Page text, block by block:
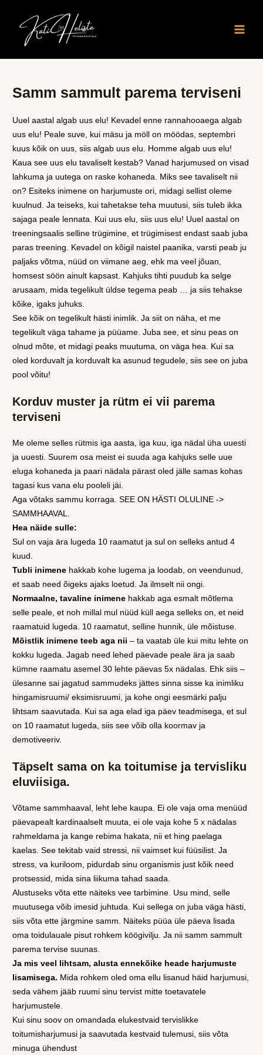
Samm sammult parema terviseni
Uuel aastal algab uus elu! Kevadel enne rannahooaega algab
uus elu! Peale suve, kui mäsu ja möll on möödas, septembri
kuus kõik on uus, siis algab uus elu. Homme algab uus elu!
Kaua see uus elu tavaliselt kestab? Vanad harjumused on visad
lahkuma ja uutega on raske kohaneda. Miks see tavaliselt nii
on? Esiteks inimene on harjumuste ori, midagi sellist oleme
kuulnud. Ja teiseks, kui tahetakse teha muutusi, siis tuleb ikka
sajaga peale lennata. Kui uus elu, siis uus elu! Uuel aastal on
treeningsaalis selline trügimine, et trügimisest endast saab juba
paras treening. Kevadel on kõigil naistel paanika, varsti peab ju
paljaks võtma, nüüd on viimane aeg, ehk ma veel jõuan,
homsest söön ainult kapsast. Kahjuks tihti puudub ka selge
arusaam, mida tegelikult üldse tegema peab … ja siis tehakse
kõike, igaks juhuks.
See kõik on tegelikult hästi inimlik. Ja siit on näha, et me
tegelikult väga tahame ja püüame. Juba see, et sinu peas on
olnud mõte, et midagi peaks muutuma, on väga hea. Kui sa
oled korduvalt ja korduvalt ka asunud tegudele, siis see on juba
pool võitu!
Korduv muster ja rütm ei vii parema
terviseni
Me oleme selles rütmis iga aasta, iga kuu, iga nädal üha uuesti
ja uuesti. Suurem osa meist ei suuda aga kahjuks selle uue
eluga kohaneda ja paari nädala pärast oled jälle samas kohas
tagasi kus vana elu pooleli jäi.
Aga võtaks sammu korraga. SEE ON HÄSTI OLULINE ->
SAMMHAAVAL.
Hea näide sulle:
Sul on vaja ära lugeda 10 raamatut ja sul on selleks antud 4
kuud.
Tubli inimene hakkab kohe lugema ja loodab, on veendunud,
et saab need õigeks ajaks loetud. Ja ilmselt nii ongi.
Normaalne, tavaline inimene hakkab aga esmalt mõtlema
selle peale, et noh millal mul nüüd küll aega selleks on, et neid
raamatuid lugeda. 10 raamatut, selline hunnik, üle mõistuse.
Mõistlik inimene teeb aga nii – ta vaatab üle kui mitu lehte on
kokku lugeda. Jagab need lehed päevade peale ära ja saab
kümne raamatu asemel 30 lehte päevas 5x nädalas. Ehk siis –
ülesanne sai jagatud sammudeks jättes sinna sisse ka inimliku
hingamisruumi/ eksimisruumi, ja kohe ongi eesmärki palju
lihtsam saavutada. Kui sa aga elad iga päev teadmisega, et sul
on 10 raamatut lugeda, siis see võib olla koormav ja
demotiveeriv.
Täpselt sama on ka toitumise ja tervisliku
eluviisiga.
Võtame sammhaaval, leht lehe kaupa. Ei ole vaja oma menüüd
päevapealt kardinaalselt muuta, ei ole vaja kohe 5 x nädalas
rahmeldama ja kange rebima hakata, nii et hing paelaga
kaelas. See tekitab vaid stressi, nii vaimset kui füüsilist. Ja
stress, va kuriloom, pidurdab sinu organismis just kõik need
protsessid, mida sina liikuma tahad saada.
Alustuseks võta ette näiteks vee tarbimine. Usu mind, selle
muutusega võib imesid juhtuda. Kui sellega on juba väga hästi,
siis võta ette järgmine samm. Näiteks püüa üle päeva lisada
oma toidulauale pisut rohkem köögivilju. Ja nii samm sammult
parema tervise suunas.
Ja mis veel lihtsam, alusta ennekõike heade harjumuste
lisamisega. Mida rohkem oled oma ellu lisanud häid harjumusi,
seda vähem jääb ruumi sinu tervist mitte toetavatele
harjumustele.
Kui sinu soov on omandada elukestvaid tervislikke
toitumisharjumusi ja saavutada kestvaid tulemusi, siis võta
minuga ühendust